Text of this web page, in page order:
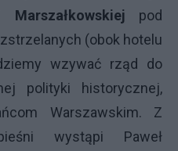
pod
(obok hotelu
wzywać rząd do
polityki historycznej,
Warszawskim. Z
wystąpi Paweł